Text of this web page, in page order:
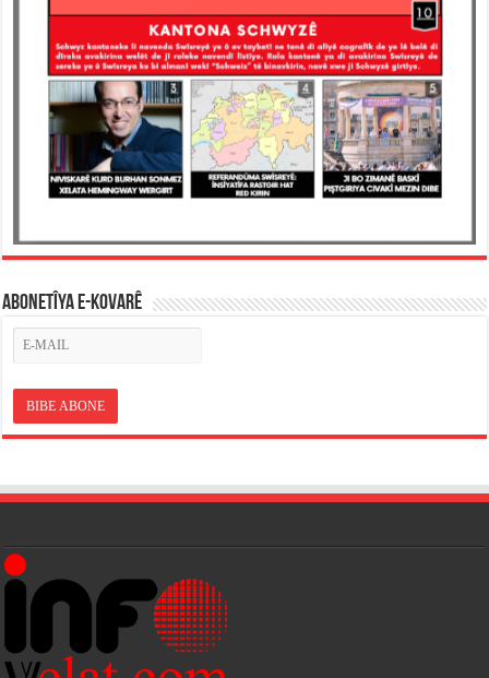
ABONETÎYA E-KOVARÊ